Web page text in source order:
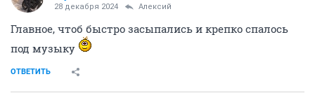
28 декабря 2024 Алексий
Главное, чтоб быстро засыпались и крепко спалось
под музыку
ОТВЕТИТЬ